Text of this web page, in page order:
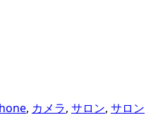
, カメラ, サロン, サロン